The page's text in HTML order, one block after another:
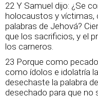
22 Y Samuel dijo: ¿Se
holocaustos y víctimas,
palabras de Jehová?
que los sacrificios, y el
los carneros.
23 Porque como
como ídolos e idolatría
desechaste la palabra
desechado para que no